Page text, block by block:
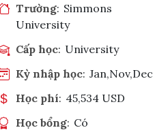
Trường: Simmons
University
Cấp học: University
Kỳ nhập học: Jan,Nov,Dec
Học phí: 45,534 USD
Học bổng: Có